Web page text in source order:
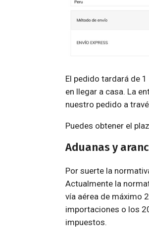
El pedido tardará de
en llegar a casa. La
nuestro pedido a
Puedes obtener el
Aduanas y
Por suerte la
Actualmente la
vía aérea de máximo
importaciones o los
impuestos.